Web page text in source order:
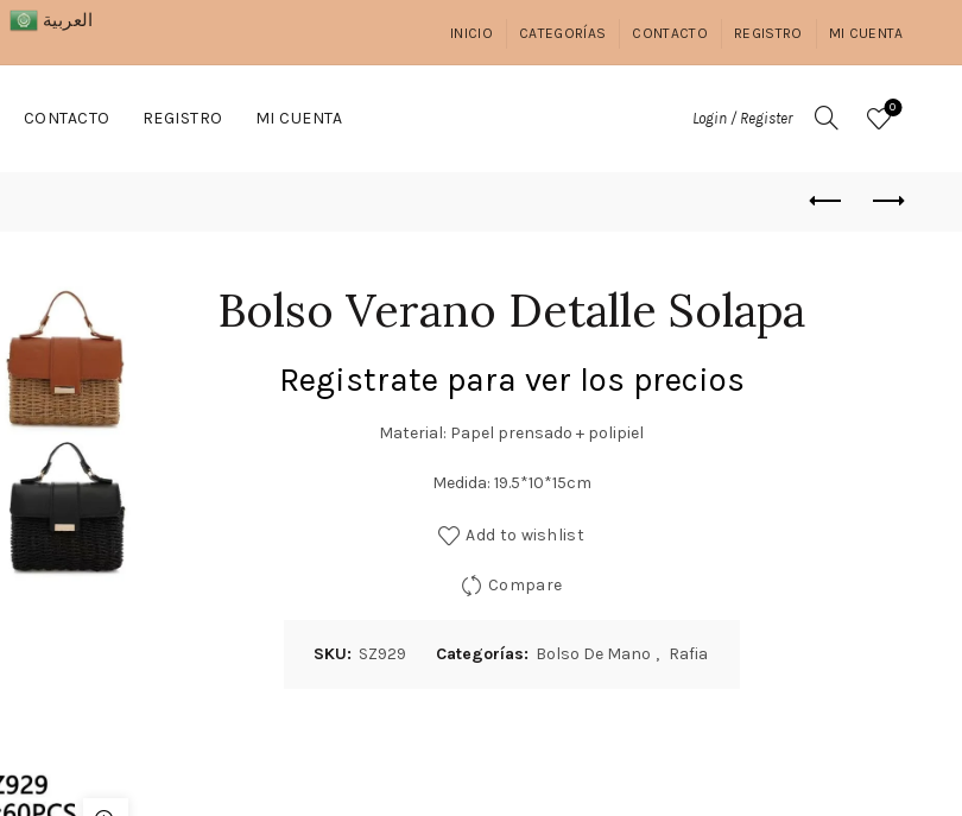
العربية
INICIO CATEGORÍAS CONTACTO REGISTRO MI CUENTA
CONTACTO REGISTRO MI CUENTA Login / Register
0
Bolso Verano Detalle Solapa
Registrate para ver los precios
Material: Papel prensado + polipiel
Medida: 19.5*10*15cm
Add to wishlist
Compare
SKU: SZ929 Categorías: Bolso De Mano , Rafia